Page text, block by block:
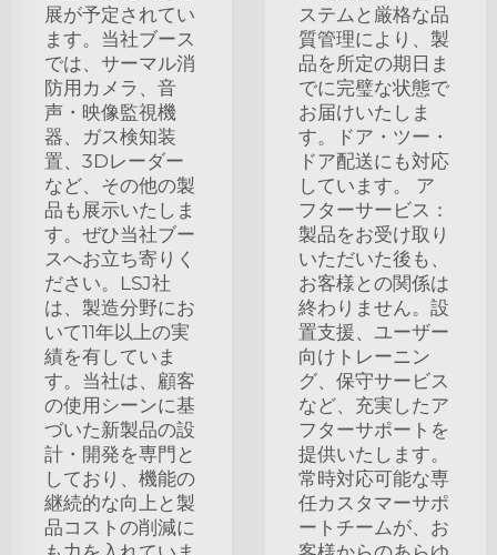
展が予定されてい
ます。当社ブース
では、サーマル消
防用カメラ、音
声・映像監視機
器、ガス検知装
置、3Dレーダー
など、その他の製
品も展示いたしま
す。ぜひ当社ブー
スへお立ち寄りく
ださい。LSJ社
は、製造分野にお
いて11年以上の実
績を有していま
す。当社は、顧客
の使用シーンに基
づいた新製品の設
計・開発を専門と
しており、機能の
継続的な向上と製
品コストの削減に
ステムと厳格な品
質管理により、製
品を所定の期日ま
でに完璧な状態で
お届けいたしま
す。ドア・ツー・
ドア配送にも対応
しています。 ア
フターサービス：
製品をお受け取り
いただいた後も、
お客様との関係は
終わりません。設
置支援、ユーザー
向けトレーニン
グ、保守サービス
など、充実したア
フターサポートを
提供いたします。
常時対応可能な専
任カスタマーサポ
ートチームが、お